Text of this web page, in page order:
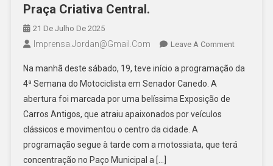
Praça Criativa Central.
21 De Julho De 2025
Imprensa.jordan@gmail.com Leave A CommentOn
Abre
Sábado
Na manhã deste sábado, 19, teve início a programação da
4ª Semana do Motociclista em Senador Canedo. A
abertura foi marcada por uma belíssima Exposição de
Carros Antigos, que atraiu apaixonados por veículos
clássicos e movimentou o centro da cidade. A
programação segue à tarde com a motossiata, que terá
concentração no Paço Municipal a […]